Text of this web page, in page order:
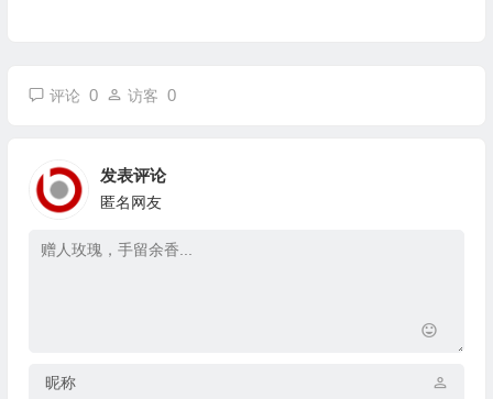
评论 0 访客 0
发表评论
匿名网友
昵称